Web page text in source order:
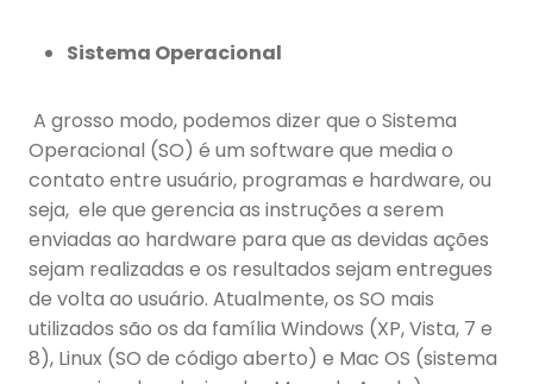
Sistema Operacional
A grosso modo, podemos dizer que o Sistema
Operacional (SO) é um software que media o
contato entre usuário, programas e hardware, ou
seja, ele que gerencia as instruções a serem
enviadas ao hardware para que as devidas ações
sejam realizadas e os resultados sejam entregues
de volta ao usuário. Atualmente, os SO mais
utilizados são os da família Windows (XP, Vista, 7 e
8), Linux (SO de código aberto) e Mac OS (sistema